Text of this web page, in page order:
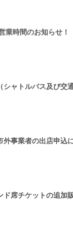
業時間のお知らせ！
ャトルバス及び交
事業者の出店申込
ド席チケットの追